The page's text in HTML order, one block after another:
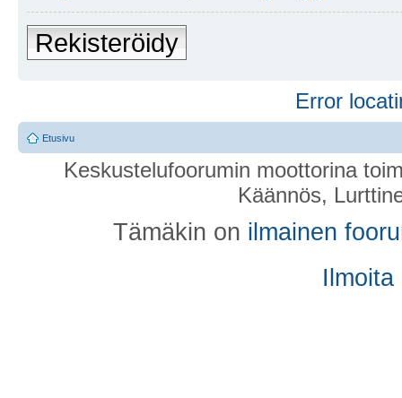
Rekisteröidy
Error
Etusivu
Keskustelufoorumin moottorina
Käännös,
Tämäkin on ilmainen